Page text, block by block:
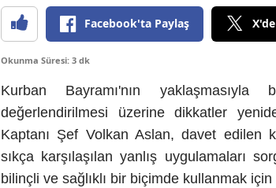
Facebook'ta Paylaş
Okunma Süresi: 3 dk
Kurban Bayramı'nın
değerlendirilmesi üzerine dikkatler
Kaptanı Şef Volkan Aslan, davet edilen
sıkça karşılaşılan yanlış uygulamaları
bilinçli ve sağlıklı bir biçimde kullanmak